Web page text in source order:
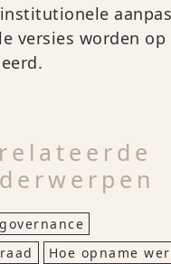
versies worden op
Hoe opname